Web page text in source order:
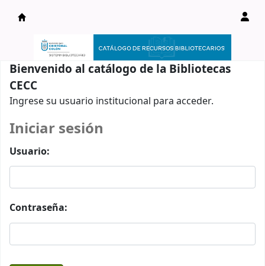
Catálogo en línea
Bienvenido al catálogo de la Bibliotecas
CECC
Ingrese su usuario institucional para acceder.
Iniciar sesión
Usuario:
Contraseña: